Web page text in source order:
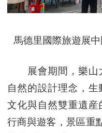
馬德里國際旅遊展
展會期間，樂山
自然的設計理念，
文化與自然雙重遺産
行商與遊客，景區重